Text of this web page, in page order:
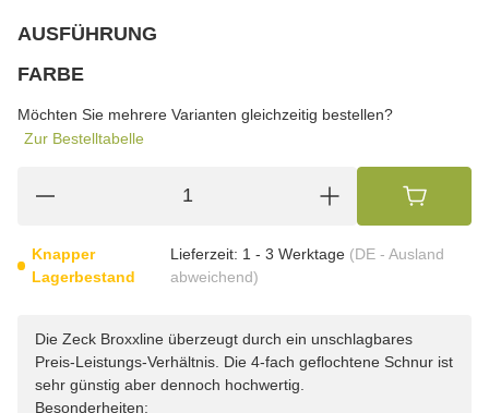
AUSFÜHRUNG
FARBE
Möchten Sie mehrere Varianten gleichzeitig bestellen?
Zur Bestelltabelle
Knapper
Lagerbestand
Lieferzeit: 1 - 3 Werktage (DE - Ausland
abweichend)
Die Zeck Broxxline überzeugt durch ein unschlagbares
Preis-Leistungs-Verhältnis. Die 4-fach geflochtene Schnur ist
sehr günstig aber dennoch hochwertig.
Besonderheiten: